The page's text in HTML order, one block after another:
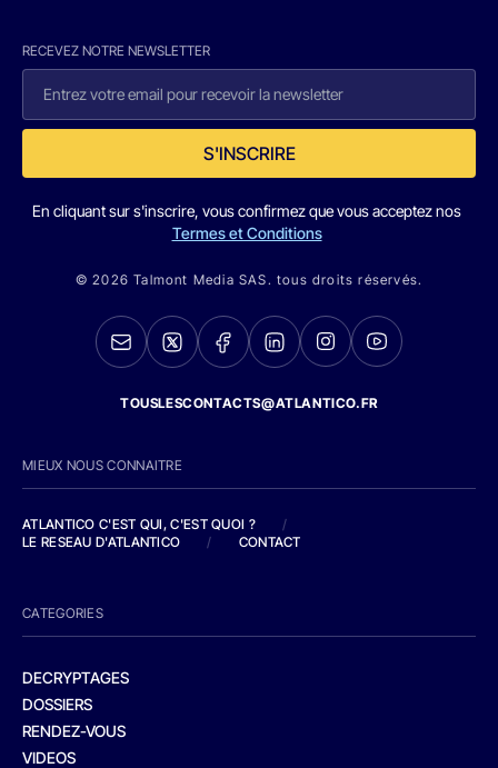
RECEVEZ NOTRE NEWSLETTER
S'INSCRIRE
En cliquant sur s'inscrire, vous confirmez que vous acceptez nos
Termes et Conditions
© 2026 Talmont Media SAS. tous droits réservés.
TOUSLESCONTACTS@ATLANTICO.FR
MIEUX NOUS CONNAITRE
ATLANTICO C'EST QUI, C'EST QUOI ?
/
LE RESEAU D'ATLANTICO
/ CONTACT
CATEGORIES
DECRYPTAGES
DOSSIERS
RENDEZ-VOUS
VIDEOS